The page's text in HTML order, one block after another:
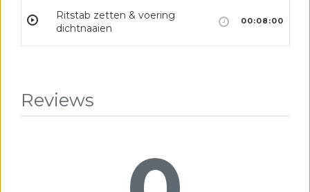
Ritstab zetten & voering
dichtnaaien
00:08:00
Reviews